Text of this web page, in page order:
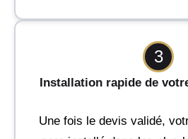
3
Installation rapide de
Une fois le devis validé,